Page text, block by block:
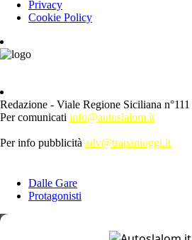
Privacy
Cookie Policy
Redazione - Viale Regione Siciliana
Per comunicati info@autoslalom.it
Per info pubblicità adv@trapanioggi.it
Dalle Gare
Protagonisti